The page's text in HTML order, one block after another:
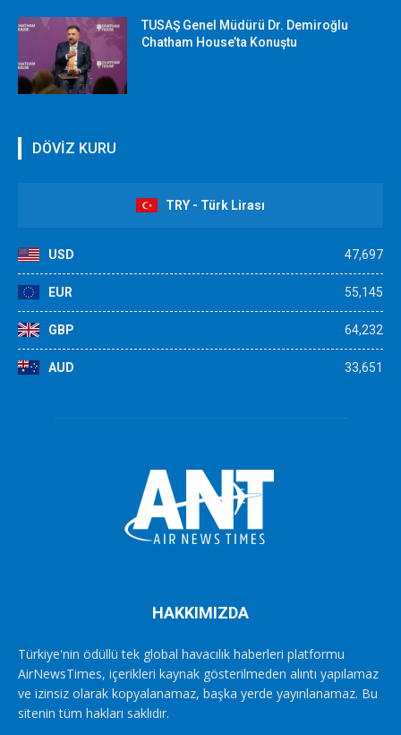
TUSAŞ Genel Müdürü Dr. Demiroğlu
Chatham House’ta Konuştu
DÖVİZ KURU
TRY - Türk Lirası
USD 47,697
EUR 55,145
GBP 64,232
AUD 33,651
HAKKIMIZDA
Türkiye'nin ödüllü tek global havacılık haberleri platformu
AirNewsTimes, içerikleri kaynak gösterilmeden alıntı yapılamaz
ve izinsiz olarak kopyalanamaz, başka yerde yayınlanamaz. Bu
sitenin tüm hakları saklıdır.